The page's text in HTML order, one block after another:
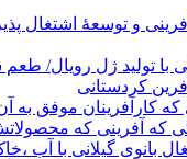
و توسعۀ اشتغال
با تولید ژل رویال/
کردستانی
کارآفرینان موفق به آن
که آفرینی که
بانوی گیلانی با آب